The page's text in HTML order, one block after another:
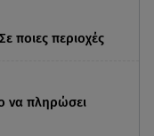
ποιες περιοχές
να πληρώσει